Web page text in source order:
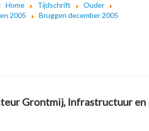
Home Tijdschrift
Ouder
2005 Bruggen december 2005
Grontmij, Infrastructuur en